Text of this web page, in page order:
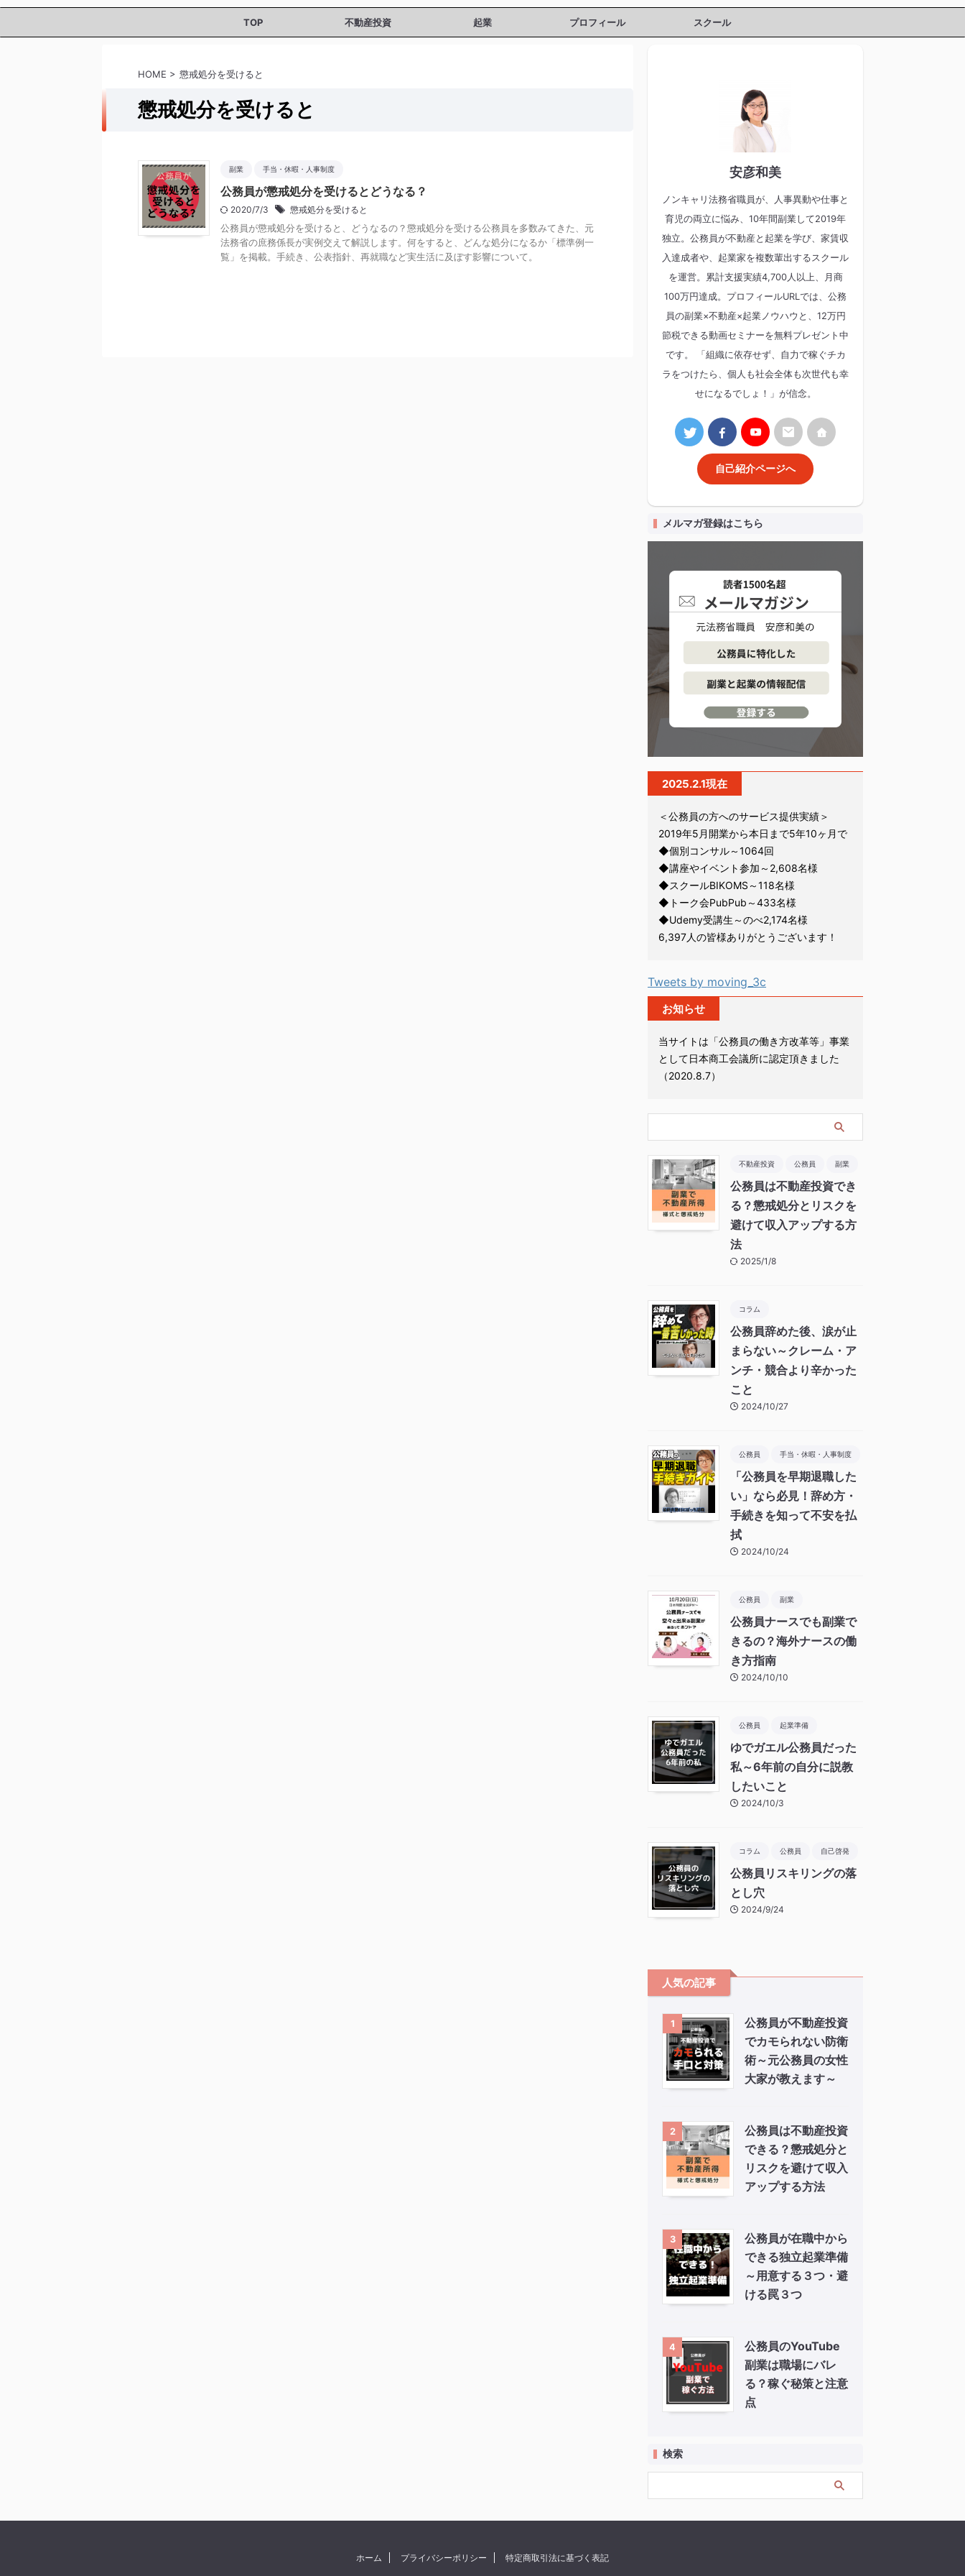
TOP 不動産投資 起業 プロフィール スクール
HOME > 懲戒処分を受けると
懲戒処分を受けると
副業 手当・休暇・人事制度
公務員が懲戒処分を受けるとどうなる？
2020/7/3 懲戒処分を受けると
公務員が懲戒処分を受けると、どうなるの？懲戒処分を受ける公務員を多数みてきた、元
法務省の庶務係長が実例交えて解説します。何をすると、どんな処分になるか「標準例一
覧」を掲載。手続き、公表指針、再就職など実生活に及ぼす影響について。
安彦和美
ノンキャリ法務省職員が、人事異動や仕事と
育児の両立に悩み、10年間副業して2019年
独立。公務員が不動産と起業を学び、家賃収
入達成者や、起業家を複数輩出するスクール
を運営。累計支援実績4,700人以上、月商
100万円達成。プロフィールURLでは、公務
員の副業×不動産×起業ノウハウと、12万円
節税できる動画セミナーを無料プレゼント中
です。 「組織に依存せず、自力で稼ぐチカ
ラをつけたら、個人も社会全体も次世代も幸
せになるでしょ！」が信念。
自己紹介ページへ
メルマガ登録はこちら
2025.2.1現在
＜公務員の方へのサービス提供実績＞
2019年5月開業から本日まで5年10ヶ月で
◆個別コンサル～1064回
◆講座やイベント参加～2,608名様
◆スクールBIKOMS～118名様
◆トーク会PubPub～433名様
◆Udemy受講生～のべ2,174名様
6,397人の皆様ありがとうございます！
Tweets by moving_3c
お知らせ
当サイトは「公務員の働き方改革等」事業
として日本商工会議所に認定頂きました
（2020.8.7）
不動産投資 公務員 副業
公務員は不動産投資でき
る？懲戒処分とリスクを
避けて収入アップする方
法
2025/1/8
コラム
公務員辞めた後、涙が止
まらない～クレーム・ア
ンチ・競合より辛かった
こと
2024/10/27
公務員 手当・休暇・人事制度
「公務員を早期退職した
い」なら必見！辞め方・
手続きを知って不安を払
拭
2024/10/24
公務員 副業
公務員ナースでも副業で
きるの？海外ナースの働
き方指南
2024/10/10
公務員 起業準備
ゆでガエル公務員だった
私～6年前の自分に説教
したいこと
2024/10/3
コラム 公務員 自己啓発
公務員リスキリングの落
とし穴
2024/9/24
人気の記事
1
公務員が不動産投資
でカモられない防衛
術～元公務員の女性
大家が教えます～
2
公務員は不動産投資
できる？懲戒処分と
リスクを避けて収入
アップする方法
3
公務員が在職中から
できる独立起業準備
～用意する３つ・避
ける罠３つ
4
公務員のYouTube
副業は職場にバレ
る？稼ぐ秘策と注意
点
検索
ホーム プライバシーポリシー 特定商取引法に基づく表記